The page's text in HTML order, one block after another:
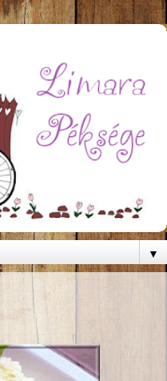
▼